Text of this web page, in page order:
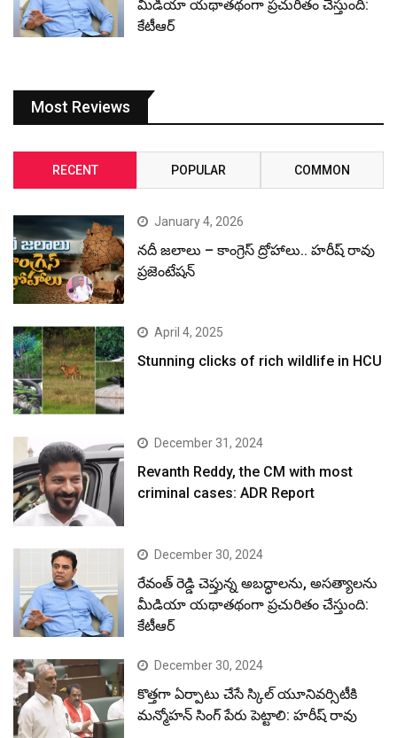
మీడియా యథాతథంగా ప్రచురితం చేస్తుంది:
కేటీఆర్
Most Reviews
RECENT POPULAR COMMON
January 4, 2026
నదీ జలాలు – కాంగ్రెస్ ద్రోహాలు.. హరీష్ రావు
ప్రజెంటేషన్
April 4, 2025
Stunning clicks of rich wildlife in HCU
December 31, 2024
Revanth Reddy, the CM with most
criminal cases: ADR Report
December 30, 2024
రేవంత్ రెడ్డి చెప్తున్న అబద్ధాలను, అసత్యాలను
మీడియా యథాతథంగా ప్రచురితం చేస్తుంది:
కేటీఆర్
December 30, 2024
కొత్తగా ఏర్పాటు చేసే స్కిల్ యూనివర్సిటీకి
మన్మోహన్ సింగ్ పేరు పెట్టాలి: హరీష్ రావు